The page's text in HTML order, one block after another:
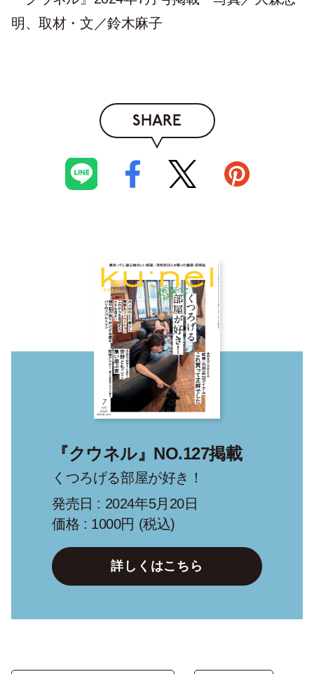
明、取材・文／鈴木麻子
SHARE
『クウネル』NO.127掲載
くつろげる部屋が好き！
発売日 : 2024年5月20日
価格 : 1000円 (税込)
詳しくはこちら